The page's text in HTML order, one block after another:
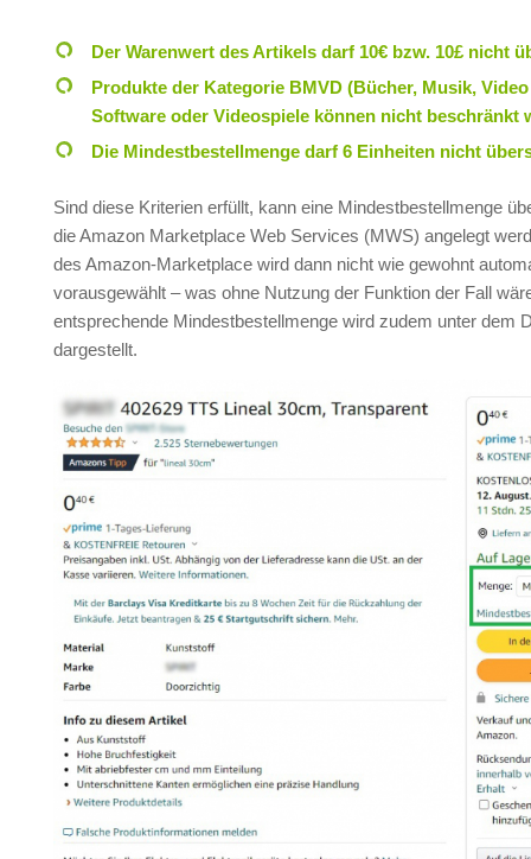
Der Warenwert des Artikels darf 10€ bzw. 10£ nicht
Produkte der Kategorie BMVD (Bücher, Musik,
Software oder Videospiele können nicht beschränkt
Die Mindestbestellmenge darf 6 Einheiten nicht
Sind diese Kriterien erfüllt, kann eine Mindestbestellmenge
die Amazon Marketplace Web Services (MWS) angelegt
des Amazon-Marketplace wird dann nicht wie gewohnt
vorausgewählt – was ohne Nutzung der Funktion der Fall
entsprechende Mindestbestellmenge wird zudem unter dem
dargestellt.